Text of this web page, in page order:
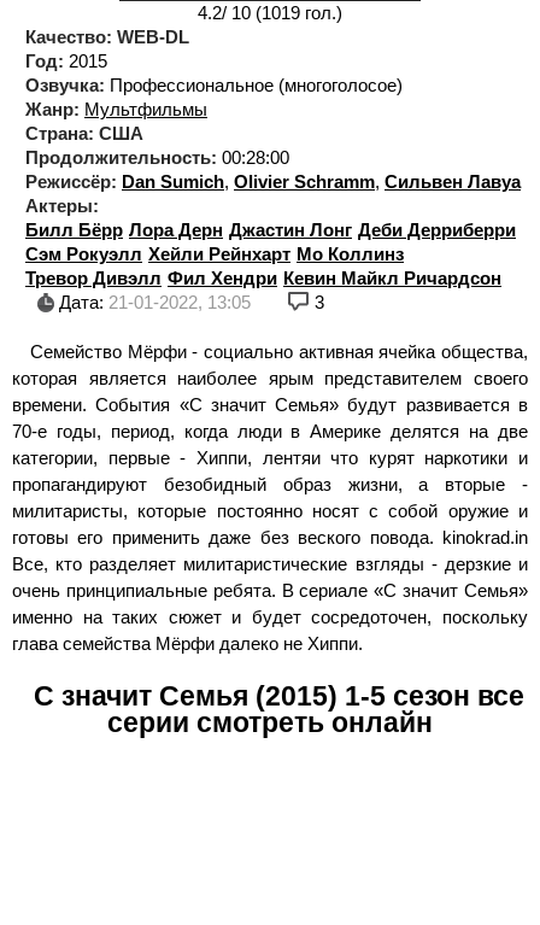
4.2/ 10 (1019 гол.)
Качество: WEB-DL
Год: 2015
Озвучка: Профессиональное (многоголосое)
Жанр: Мультфильмы
Страна: США
Продолжительность: 00:28:00
Режиссёр: Dan Sumich, Olivier Schramm, Сильвен Лавуа
Актеры:
Билл Бёрр Лора Дерн Джастин Лонг Деби Дерриберри
Сэм Рокуэлл Хейли Рейнхарт Мо Коллинз
Тревор Дивэлл Фил Хендри Кевин Майкл Ричардсон
Дата: 21-01-2022, 13:05 3
Семейство Мёрфи - социально активная ячейка общества,
которая является наиболее ярым представителем своего
времени. События «С значит Семья» будут развивается в
70-е годы, период, когда люди в Америке делятся на две
категории, первые - Хиппи, лентяи что курят наркотики и
пропагандируют безобидный образ жизни, а вторые -
милитаристы, которые постоянно носят с собой оружие и
готовы его применить даже без веского повода. kinokrad.in
Все, кто разделяет милитаристические взгляды - дерзкие и
очень принципиальные ребята. В сериале «С значит Семья»
именно на таких сюжет и будет сосредоточен, поскольку
глава семейства Мёрфи далеко не Хиппи.
С значит Семья (2015) 1-5 сезон все
серии смотреть онлайн